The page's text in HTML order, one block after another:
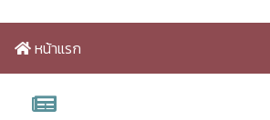
หน้าแรก